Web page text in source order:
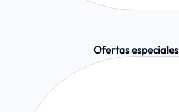
Ofertas especiales